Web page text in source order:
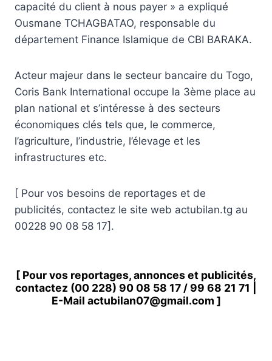
capacité du client à nous payer » a expliqué
Ousmane TCHAGBATAO, responsable du
département Finance Islamique de CBI BARAKA.
Acteur majeur dans le secteur bancaire du Togo,
Coris Bank International occupe la 3ème place au
plan national et s’intéresse à des secteurs
économiques clés tels que, le commerce,
l’agriculture, l’industrie, l’élevage et les
infrastructures etc.
[ Pour vos besoins de reportages et de
publicités, contactez le site web actubilan.tg au
00228 90 08 58 17].
[ Pour vos reportages, annonces et publicités,
contactez (00 228) 90 08 58 17 / 99 68 21 71
E-Mail actubilan07@gmail.com ]